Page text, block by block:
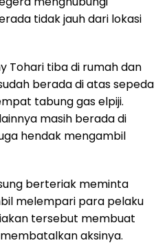
tidak jauh dari lokasi
Tohari tiba di rumah dan
berada di atas sepeda
tabung gas elpiji.
masih berada di
hendak mengambil
berteriak meminta
melempari para pelaku
tersebut membuat
aksinya.